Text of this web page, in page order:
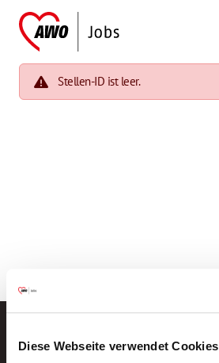
Diese Webseite verwendet Cookies
Stellen-ID ist leer.